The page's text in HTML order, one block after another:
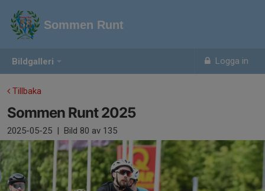
Bildgalleri Logga in
Sommen Runt
Tillbaka
Sommen Runt 2025
2025-05-25 | Bild 80 av 135